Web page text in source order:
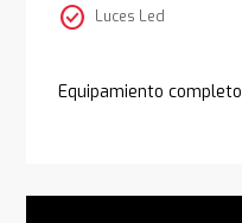
check_circle Luces Led
Equipamiento completo